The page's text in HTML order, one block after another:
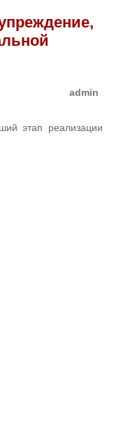
admin
этап реализации